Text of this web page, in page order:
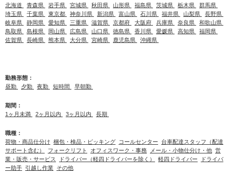
北海道
青森県 岩手県 宮城県 秋田県 山形県 福島県 茨城県 栃木県
群馬県
埼玉県
千葉県 東京都 神奈川県 新潟県 富山県 石川県 福井県 山梨県
長野県
岐阜県
静岡県 愛知県 三重県 滋賀県 京都府 大阪府 兵庫県 奈良県
和歌山県
鳥取県
島根県 岡山県 広島県 山口県 徳島県 香川県 愛媛県 高知県
福岡県
佐賀県
長崎県 熊本県 大分県 宮崎県 鹿児島県 沖縄県
勤務形態：
昼勤
夕勤 夜勤 短時間 早朝勤
期間：
1ヶ月未満
2ヶ月以内 3ヶ月以内 長期
職種：
荷物・商品仕分け 梱包・検品・ピッキング コールセンター
台車配達スタッフ（配達
サポート含む）
フォークリフト オフィスワーク・事務 メール・小物仕分け・他 営
業・販売・サービス
ドライバー（軽四ドライバーを除く） 軽四ドライバー
ドライバ
ー助手 引越し作業 その他